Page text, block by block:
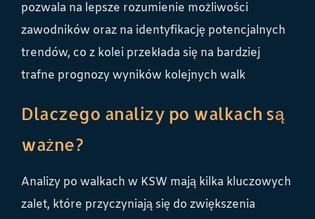
pozwala na lepsze rozumienie możliwości
zawodników oraz na identyfikację potencjalnych
trendów, co z kolei przekłada się na bardziej
trafne prognozy wyników kolejnych walk
Dlaczego analizy po walkach są
ważne?
Analizy po walkach w KSW mają kilka kluczowych
zalet, które przyczyniają się do zwiększenia